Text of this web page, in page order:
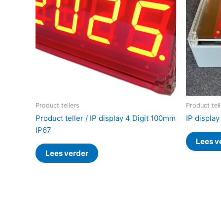
Product tellers
Product teller / IP display 4 Digit 100mm
IP67
Lees verder
Product
IP
Lees